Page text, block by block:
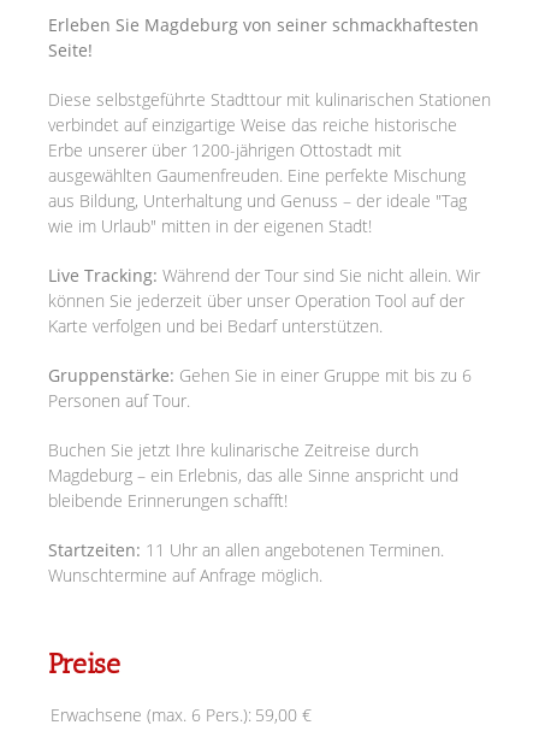
Erleben Sie Magdeburg von seiner schmackhaftesten
Seite!
Diese selbstgeführte Stadttour mit kulinarischen Stationen
verbindet auf einzigartige Weise das reiche historische
Erbe unserer über 1200-jährigen Ottostadt mit
ausgewählten Gaumenfreuden. Eine perfekte Mischung
aus Bildung, Unterhaltung und Genuss – der ideale "Tag
wie im Urlaub" mitten in der eigenen Stadt!
Live Tracking: Während der Tour sind Sie nicht allein. Wir
können Sie jederzeit über unser Operation Tool auf der
Karte verfolgen und bei Bedarf unterstützen.
Gruppenstärke: Gehen Sie in einer Gruppe mit bis zu 6
Personen auf Tour.
Buchen Sie jetzt Ihre kulinarische Zeitreise durch
Magdeburg – ein Erlebnis, das alle Sinne anspricht und
bleibende Erinnerungen schafft!
Startzeiten: 11 Uhr an allen angebotenen Terminen.
Wunschtermine auf Anfrage möglich.
Preise
Erwachsene (max. 6 Pers.): 59,00 €